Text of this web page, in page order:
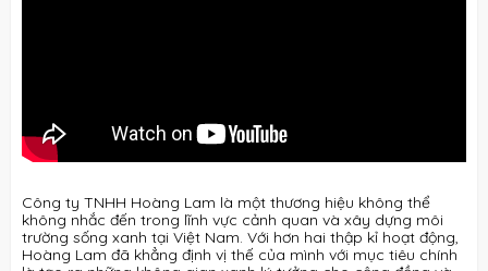
Công ty TNHH Hoàng Lam là một thương hiệu không thể
không nhắc đến trong lĩnh vực cảnh quan và xây dựng môi
trường sống xanh tại Việt Nam. Với hơn hai thập kỉ hoạt động,
Hoàng Lam đã khẳng định vị thế của mình với mục tiêu chính